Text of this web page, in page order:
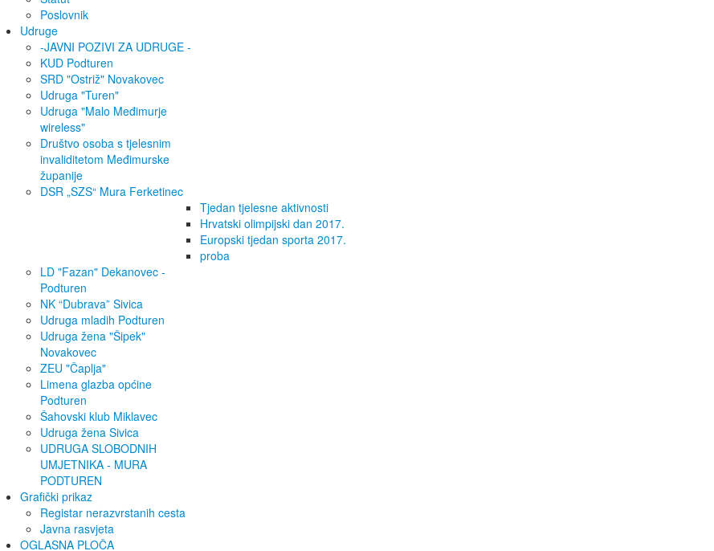
Poslovnik
Udruge
-JAVNI POZIVI ZA UDRUGE -
KUD Podturen
SRD "Ostriž" Novakovec
Udruga "Turen"
Udruga "Malo Međimurje
wireless"
Društvo osoba s tjelesnim
invaliditetom Međimurske
županije
DSR „SZS“ Mura Ferketinec
Tjedan tjelesne aktivnosti
Hrvatski olimpijski dan 2017.
Europski tjedan sporta 2017.
proba
LD "Fazan" Dekanovec -
Podturen
NK “Dubrava” Sivica
Udruga mladih Podturen
Udruga žena "Šipek"
Novakovec
ZEU "Čaplja"
Limena glazba općine
Podturen
Šahovski klub Miklavec
Udruga žena Sivica
UDRUGA SLOBODNIH
UMJETNIKA - MURA
PODTUREN
Grafički prikaz
Registar nerazvrstanih cesta
Javna rasvjeta
OGLASNA PLOČA